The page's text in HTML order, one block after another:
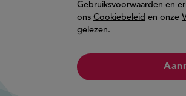
Gebruiksvoorwaarden en
ons Cookiebeleid en onze
gelezen.